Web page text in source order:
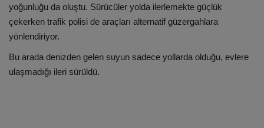
yoğunluğu da oluştu. Sürücüler yolda ilerlemekte güçlük
çekerken trafik polisi de araçları alternatif güzergahlara
yönlendiriyor.
Bu arada denizden gelen suyun sadece yollarda olduğu, evlere
ulaşmadığı ileri sürüldü.